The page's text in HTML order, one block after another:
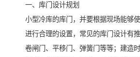
一、库门设计规划
小型冷库的库门，并要根据现场能够
进行合理的设置，常见的库门设计有推
卷闸门、平移门、弹簧门等等；建造